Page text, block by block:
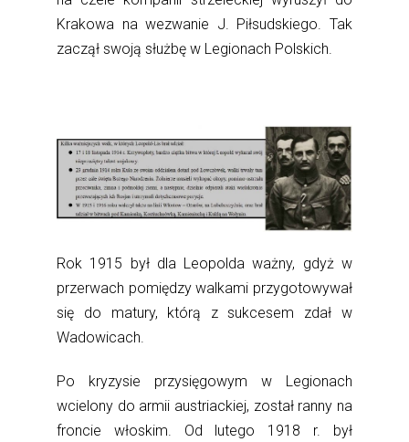
Krakowa na wezwanie J. Piłsudskiego. Tak
zaczął swoją służbę w Legionach Polskich.
Rok 1915 był dla Leopolda ważny, gdyż w
przerwach pomiędzy walkami przygotowywał
się do matury, którą z sukcesem zdał w
Wadowicach.
Po kryzysie przysięgowym w Legionach
wcielony do armii austriackiej, został ranny na
froncie włoskim. Od lutego 1918 r. był